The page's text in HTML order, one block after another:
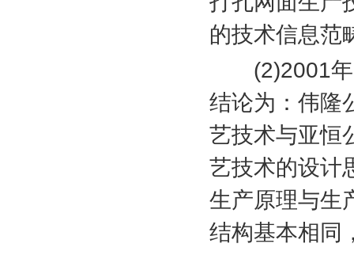
的技术信息范
(2)2001年
结论为：伟隆
艺技术与亚恒
艺技术的设计
生产原理与生
结构基本相同